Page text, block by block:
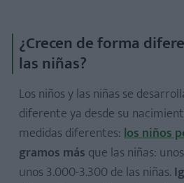
¿Crecen de forma
las niñas?
Los niños y las niñas se
diferente ya desde su
medidas diferentes:los niños
gramos más que las niñas:
unos 3.000-3.300 de las niñas.